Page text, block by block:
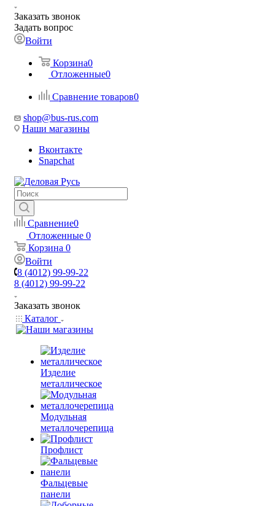
Заказать звонок
Задать вопрос
Войти
Корзина0
Отложенные0
Сравнение товаров0
shop@bus-rus.com
Наши магазины
Вконтакте
Snapchat
Сравнение0
Отложенные 0
Корзина 0
Войти
8 (4012) 99-99-22
8 (4012) 99-99-22
Заказать звонок
Каталог
Изделие
металлическое
Модульная
металлочерепица
Профлист
Фальцевые
панели